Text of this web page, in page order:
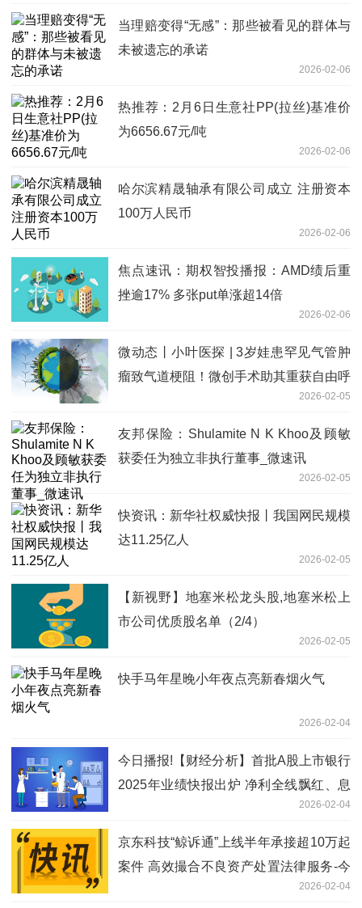
当理赔变得“无感”：那些被看见的群体与
未被遗忘的承诺
2026-02-06
热推荐：2月6日生意社PP(拉丝)基准价
为6656.67元/吨
2026-02-06
哈尔滨精晟轴承有限公司成立 注册资本
100万人民币
2026-02-06
焦点速讯：期权智投播报：AMD绩后重
挫逾17% 多张put单涨超14倍
2026-02-06
微动态丨小叶医探 | 3岁娃患罕见气管肿
瘤致气道梗阻！微创手术助其重获自由呼
2026-02-05
友邦保险：Shulamite N K Khoo及顾敏
获委任为独立非执行董事_微速讯
2026-02-05
快资讯：新华社权威快报丨我国网民规模
达11.25亿人
2026-02-05
【新视野】地塞米松龙头股,地塞米松上
市公司优质股名单（2/4）
2026-02-05
快手马年星晚小年夜点亮新春烟火气
2026-02-04
今日播报!【财经分析】首批A股上市银行
2025年业绩快报出炉 净利全线飘红、息
2026-02-04
京东科技“鲸诉通”上线半年承接超10万起
案件 高效撮合不良资产处置法律服务-今
2026-02-04